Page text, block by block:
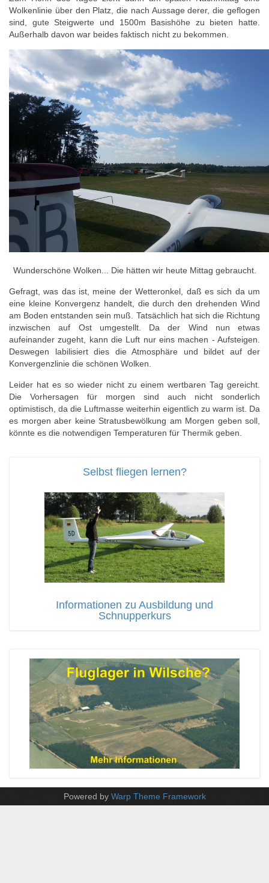
Wolkenlinie über den Platz, die nach Aussage derer, die geflogen
sind, gute Steigwerte und 1500m Basishöhe zu bieten hatte.
Außerhalb davon war beides faktisch nicht zu bekommen.
Wunderschöne Wolken... Die hätten wir heute Mittag gebraucht.
Gefragt, was das ist, meine der Wetteronkel, daß es sich da um
eine kleine Konvergenz handelt, die durch den drehenden Wind
am Boden entstanden sein muß. Tatsächlich hat sich die Richtung
inzwischen auf Ost umgestellt. Da der Wind nun etwas
aufeinander zugeht, kann die Luft nur eins machen - Aufsteigen.
Deswegen labilisiert dies die Atmosphäre und bildet auf der
Konvergenzlinie die schönen Wolken.
Leider hat es so wieder nicht zu einem wertbaren Tag gereicht.
Die Vorhersagen für morgen sind auch nicht sonderlich
optimistisch, da die Luftmasse weiterhin eigentlich zu warm ist. Da
es morgen aber keine Stratusbewölkung am Morgen geben soll,
könnte es die notwendigen Temperaturen für Thermik geben.
Selbst fliegen lernen?
Informationen zu Ausbildung und
Schnupperkurs
Powered by Warp Theme Framework